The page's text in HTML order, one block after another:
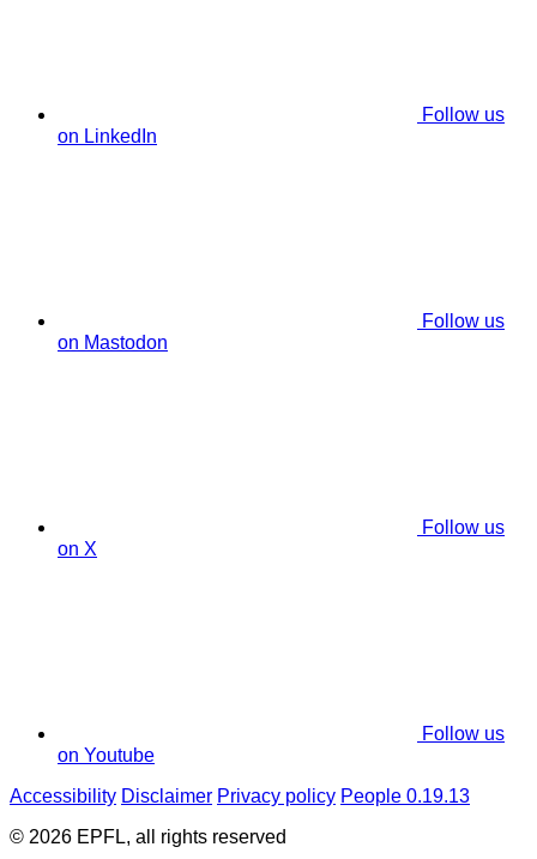
Follow us
on LinkedIn
Follow us
on Mastodon
Follow us
on X
Follow us
on Youtube
Accessibility Disclaimer Privacy policy People 0.19.13
© 2026 EPFL, all rights reserved